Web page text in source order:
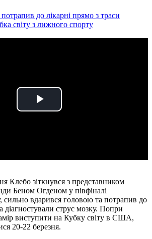
до лікарні прямо з траси
світу з лижного спорту
Play
Клебо зіткнувся з представником
Беном Огденом у півфіналі
сильно вдарився головою та потрапив до
діагностували струс мозку. Попри
виступити на Кубку світу в США,
20-22 березня.